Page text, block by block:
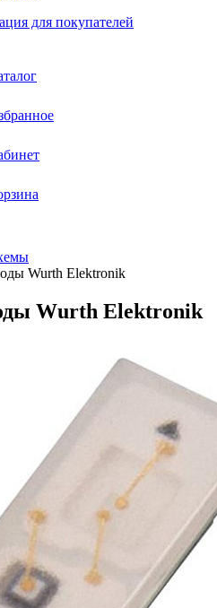
для покупателей
Wurth Elektronik
Wurth Elektronik